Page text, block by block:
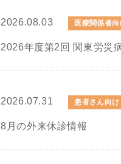
2026.08.03 医療関係者向
2026年度第2回 関東労災
2026.07.31 患者さん向け
8月の外来休診情報